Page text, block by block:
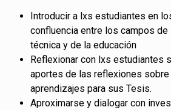
Introducir a lxs estudiantes en
confluencia entre los campos
técnica y de la educación
Reflexionar con lxs estudiantes
aportes de las reflexiones
aprendizajes para sus Tesis.
Aproximarse y dialogar con